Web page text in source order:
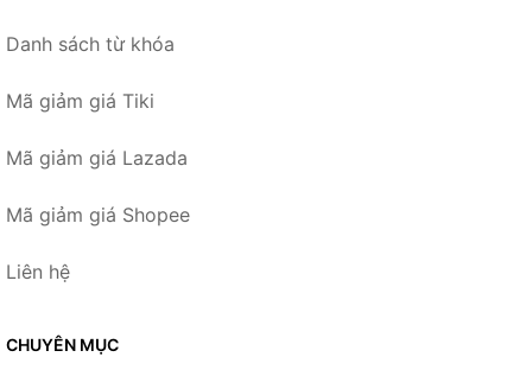
Danh sách từ khóa
Mã giảm giá Tiki
Mã giảm giá Lazada
Mã giảm giá Shopee
Liên hệ
CHUYÊN MỤC